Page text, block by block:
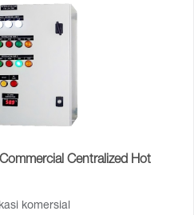
Centralized Hot
komersial